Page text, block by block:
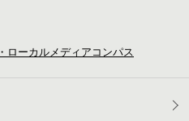
・ローカルメディア コンパス